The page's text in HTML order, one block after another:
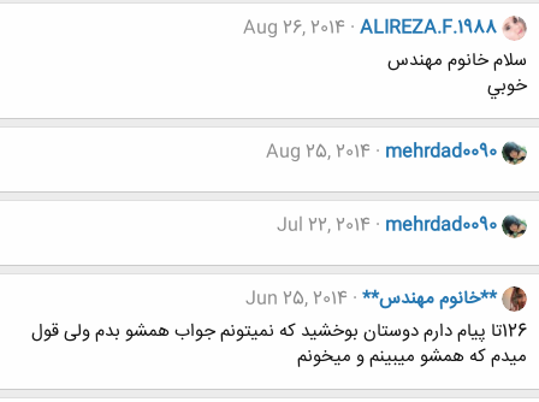
ALIREZA.F.1988
Aug 26, 2014
سلام خانوم مهندس
خوبي
mehrdad0090
Aug 25, 2014
mehrdad0090
Jul 22, 2014
**خانوم مهندس** Jun 25, 2014
126تا پیام دارم دوستان بوخشید که نمیتونم جواب همشو بدم ولی قول
میدم که همشو میبینم و میخونم